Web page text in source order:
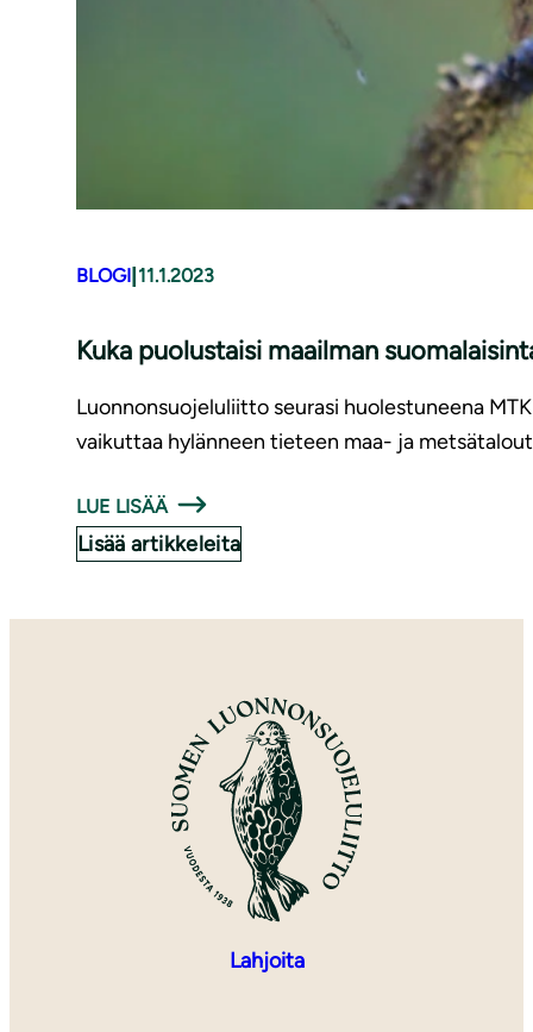
BLOGI|11.1.2023
Kuka puolustaisi maailman
Luonnonsuojeluliitto seurasi huolestuneena
vaikuttaa hylänneen tieteen maa- ja
LUE LISÄÄ
Lisää artikkeleita
Lahjoita